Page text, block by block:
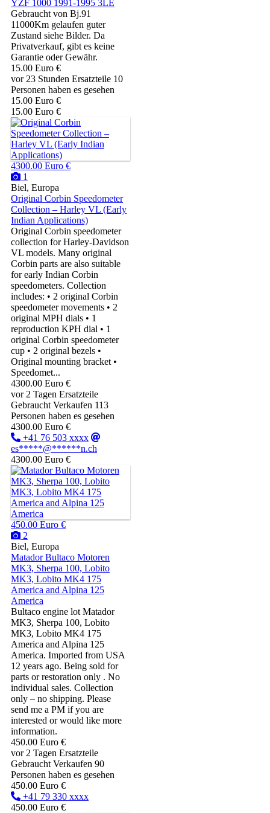
YZF 1000 1991-1995 3LE
Gebraucht von Bj.91
11000Km gelaufen guter
Zustand siehe Bilder. Da
Privatverkauf, gibt es keine
Garantie oder Gewähr.
15.00 Euro €
vor 23 Stunden Ersatzteile 10
Personen haben es gesehen
15.00 Euro €
15.00 Euro €
4300.00 Euro €
1
Biel, Europa
Original Corbin Speedometer
Collection – Harley VL (Early
Indian Applications)
Original Corbin speedometer
collection for Harley-Davidson
VL models. Many original
Corbin parts are also suitable
for early Indian Corbin
speedometers. Collection
includes: • 2 original Corbin
speedometer movements • 2
original MPH dials • 1
reproduction KPH dial • 1
original Corbin speedometer
cup • 2 original bezels •
Original mounting bracket •
Speedomet...
4300.00 Euro €
vor 2 Tagen Ersatzteile
Gebraucht Verkaufen 113
Personen haben es gesehen
4300.00 Euro €
+41 76 503 xxxx
es*****@******n.ch
4300.00 Euro €
450.00 Euro €
2
Biel, Europa
Matador Bultaco Motoren
MK3, Sherpa 100, Lobito
MK3, Lobito MK4 175
America and Alpina 125
America
Bultaco engine lot Matador
MK3, Sherpa 100, Lobito
MK3, Lobito MK4 175
America and Alpina 125
America. Imported from USA
12 years ago. Being sold for
parts or restoration only . No
individual sales. Collection
only – no shipping. Please
send me a PM if you are
interested or would like more
information.
450.00 Euro €
vor 2 Tagen Ersatzteile
Gebraucht Verkaufen 90
Personen haben es gesehen
450.00 Euro €
+41 79 330 xxxx
450.00 Euro €